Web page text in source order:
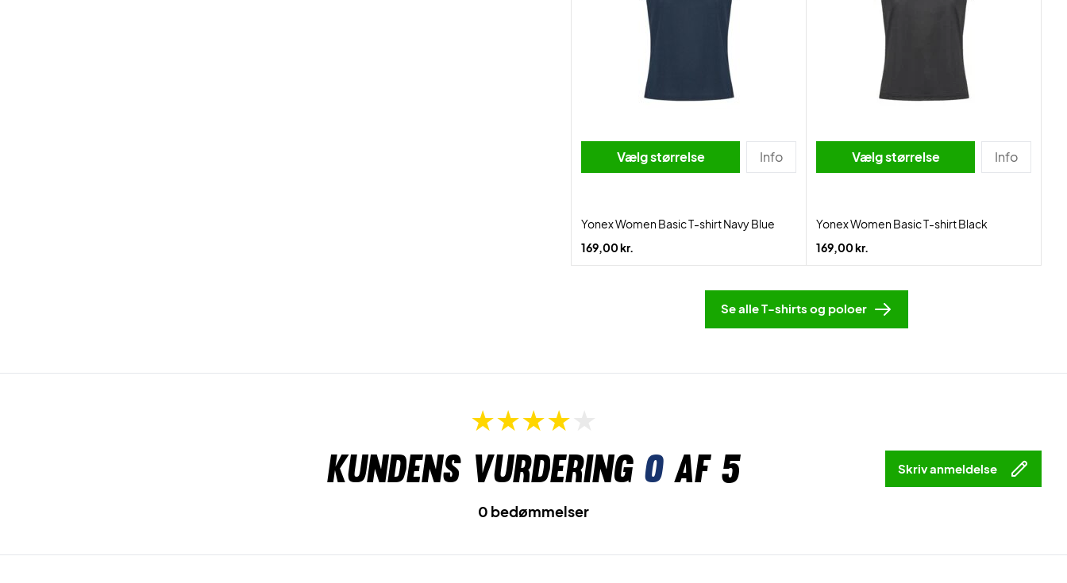
Vælg størrelse Info
Yonex Women Basic T-shirt Navy Blue
169,00 kr.
Vælg størrelse Info
Yonex Women Basic T-shirt Black
169,00 kr.
Se alle T-shirts og poloer
Kundens vurdering 0af 5 Skriv anmeldelse
0 bedømmelser